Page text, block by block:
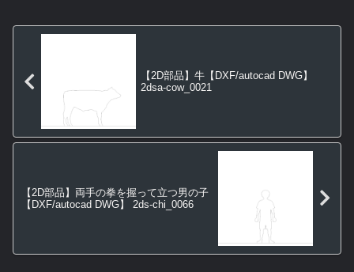
【2D部品】牛【DXF/autocad DWG】
2dsa-cow_0021
【2D部品】両手の拳を握って立つ男の子
【DXF/autocad DWG】 2ds-chi_0066